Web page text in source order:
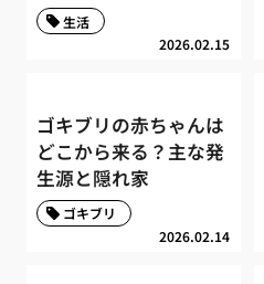
2026.02.15
生活
ゴキブリの赤ちゃんは
どこから来る？主な発
生源と隠れ家
2026.02.14
ゴキブリ